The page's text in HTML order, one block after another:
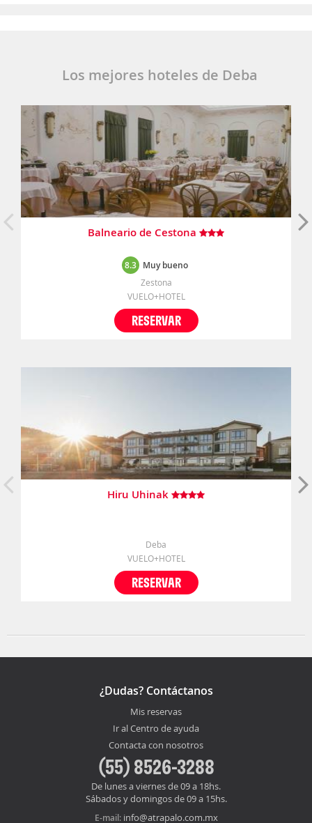
Los mejores hoteles de Deba
Balneario de Cestona
8.3 Muy bueno
Zestona
VUELO+HOTEL
RESERVAR
Hiru Uhinak
Deba
VUELO+HOTEL
RESERVAR
¿Dudas? Contáctanos
Mis reservas
Ir al Centro de ayuda
Contacta con nosotros
(55) 8526-3288
De lunes a viernes de 09 a 18hs.
Sábados y domingos de 09 a 15hs.
E-mail: info@atrapalo.com.mx